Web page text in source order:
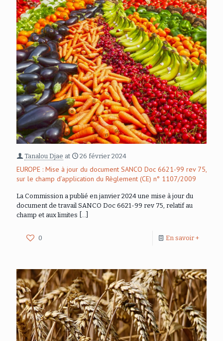
Tanalou Djae at 26 février 2024
EUROPE : Mise à jour du document SANCO Doc 6621-99 rev 75,
sur le champ d’application du Règlement (CE) n° 1107/2009
La Commission a publié en janvier 2024 une mise à jour du
document de travail SANCO Doc 6621-99 rev 75, relatif au
champ et aux limites
0 En savoir +